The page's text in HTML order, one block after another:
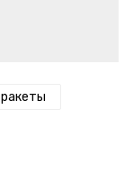
ракеты